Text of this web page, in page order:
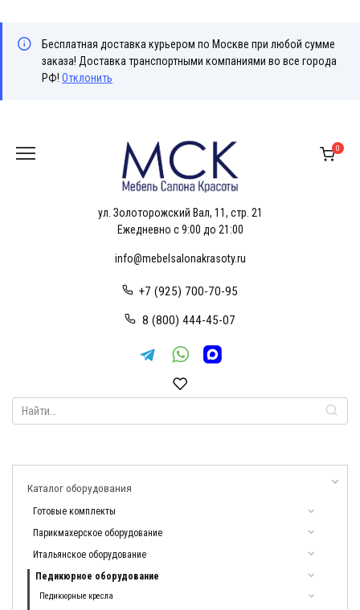
Бесплатная доставка курьером по Москве при любой сумме
заказа! Доставка транспортными компаниями во все города
РФ! Отклонить
содержанию
ул. Золоторожский Вал, 11, стр. 21
Ежедневно с 9:00 до 21:00
info@mebelsalonakrasoty.ru
+7 (925) 700-70-95
8 (800) 444-45-07
0
Search
for:
Каталог оборудования
Готовые комплекты
Парикмахерское оборудование
Итальянское оборудование
Педикюрное оборудование
Педикюрные кресла